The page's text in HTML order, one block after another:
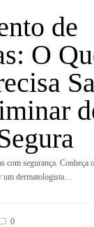
de
O
com segurança. Conheça
um dermatologista…
0